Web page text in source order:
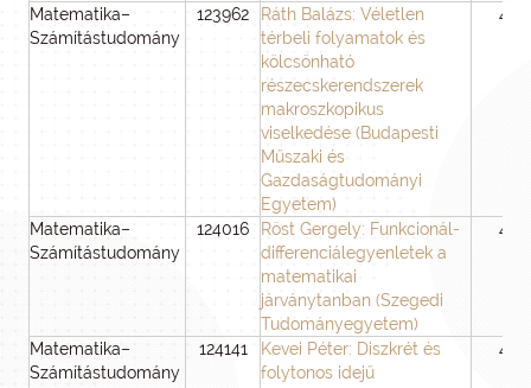
Matematika–
Számítástudomány
123962
Ráth Balázs: Véletlen
térbeli folyamatok és
kölcsönható
részecskerendszerek
makroszkopikus
viselkedése (Budapesti
Műszaki és
Gazdaságtudományi
Egyetem)
48
Matematika–
Számítástudomány
124016
Röst Gergely: Funkcionál-
differenciálegyenletek a
matematikai
járványtanban (Szegedi
Tudományegyetem)
48
Matematika–
Számítástudomány
124141
Kevei Péter: Diszkrét és
folytonos idejű
48